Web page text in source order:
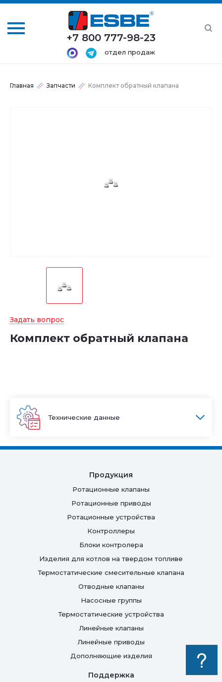
+7 800 777-98-23
отдел продаж
Главная Запчасти Комплект обратный клапана
Задать вопрос
Комплект обратный клапана
Технические данные
Продукция
Ротационные клапаны
Ротационные приводы
Ротационные устройства
Контроллеры
Блоки контролера
Изделия для котлов на твердом топливе
Термостатические смесительные клапана
Отводные клапаны
Насосные группы
Термостатические устройства
Линейные клапаны
Линейные приводы
Дополняющие изделия
Поддержка